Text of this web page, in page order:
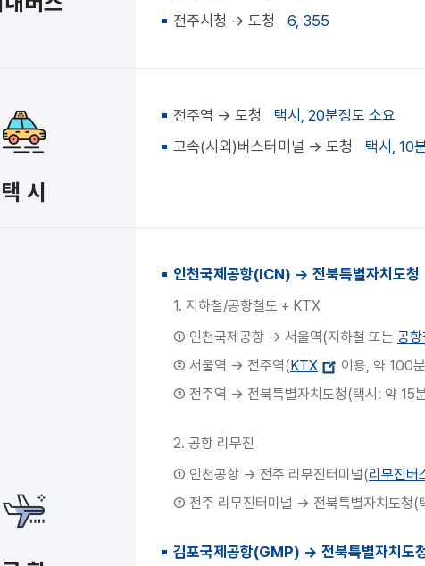
전주시청 → 도청
6, 355
택 시
전주역 → 도청
택시, 20분정도 소요
고속(시외)버스터미널 → 도청
택시, 10
인천국제공항(ICN) → 전북특별자치도청
1. 지하철/공항철도 + KTX
① 인천국제공항 → 서울역(지하철 또는 공
② 서울역 → 전주역( KTX
이용, 약 100
③ 전주역 → 전북특별자치도청(택시: 약 15
2. 공항 리무진
① 인천공항 → 전주 리무진터미널(리무진버
② 전주 리무진터미널 → 전북특별자치도청(
김포국제공항(GMP) → 전북특별자치도